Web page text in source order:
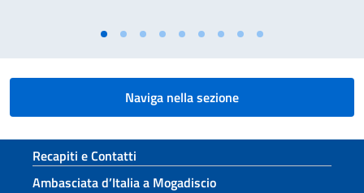
Naviga nella sezione
Sezione footer
Recapiti e Contatti
Ambasciata d’Italia a Mogadiscio